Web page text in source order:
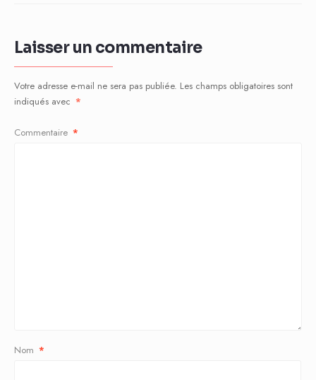
Laisser un commentaire
Votre adresse e-mail ne sera pas publiée. Les champs obligatoires sont
indiqués avec *
Commentaire *
Nom *